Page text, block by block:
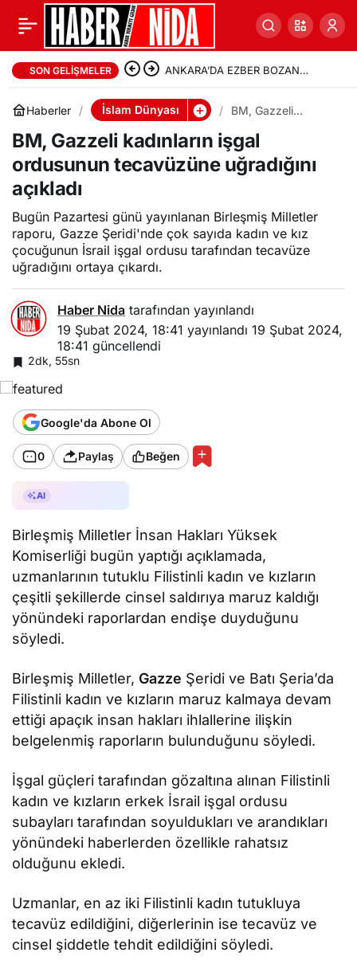
SON GELIŞMELER ANKARA’DA EZBER BOZAN
TEOPOLİTİK ANALİZ: “ÇİN-
SİYONİZM İTTİFAKI’NİN
BİLİNMEYENLERİ”
Haberler İslam Dünyası
BM, Gazzeli
ordusunun
tecavüzüne
uğradığını açıkladı
BM, Gazzeli kadınların işgal
ordusunun tecavüzüne uğradığını
açıkladı
Bugün Pazartesi günü yayınlanan Birleşmiş Milletler
raporu, Gazze Şeridi'nde çok sayıda kadın ve kız
çocuğunun İsrail işgal ordusu tarafından tecavüze
uğradığını ortaya çıkardı.
Haber Nida tarafından yayınlandı
19 Şubat 2024, 18:41 yayınlandı 19 Şubat 2024,
18:41 güncellendi
2dk, 55sn
Google'da Abone Ol
0 Paylaş Beğen
AI
Birleşmiş Milletler İnsan Hakları Yüksek
Komiserliği bugün yaptığı açıklamada,
uzmanlarının tutuklu Filistinli kadın ve kızların
çeşitli şekillerde cinsel saldırıya maruz kaldığı
yönündeki raporlardan endişe duyduğunu
söyledi.
Birleşmiş Milletler, Gazze Şeridi ve Batı Şeria’da
Filistinli kadın ve kızların maruz kalmaya devam
ettiği apaçık insan hakları ihlallerine ilişkin
belgelenmiş raporların bulunduğunu söyledi.
İşgal güçleri tarafından gözaltına alınan Filistinli
kadın ve kızların erkek İsrail işgal ordusu
subayları tarafından soyuldukları ve arandıkları
yönündeki haberlerden özellikle rahatsız
olduğunu ekledi.
Uzmanlar, en az iki Filistinli kadın tutukluya
tecavüz edildiğini, diğerlerinin ise tecavüz ve
cinsel şiddetle tehdit edildiğini söyledi.